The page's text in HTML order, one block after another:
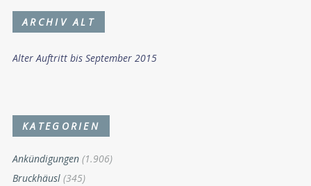
ARCHIV ALT
Alter Auftritt bis September 2015
KATEGORIEN
Ankündigungen (1.906)
Bruckhäusl (345)